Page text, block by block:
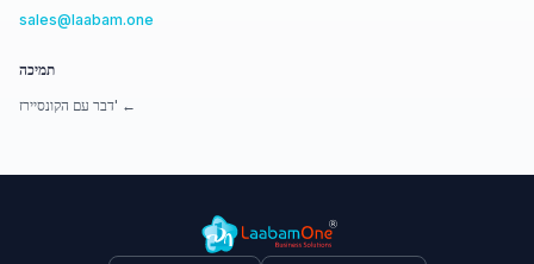
sales@laabam.one
תמיכה
דבר עם הקונסיירז' ←